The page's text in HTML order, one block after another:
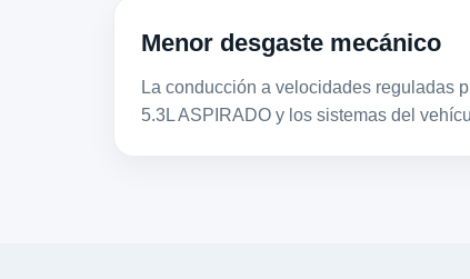
Menor desgaste mecánico
La conducción a velocidades reguladas
5.3L ASPIRADO y los sistemas del